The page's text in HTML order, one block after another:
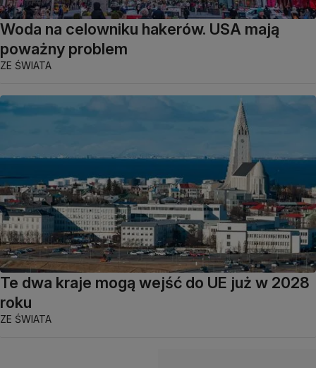
Woda na celowniku hakerów. USA mają
poważny problem
ZE ŚWIATA
Te dwa kraje mogą wejść do UE już w 2028
roku
ZE ŚWIATA